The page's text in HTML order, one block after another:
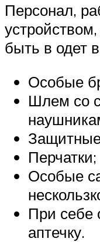
Персонал,
быть в одет
Особые
Шлем со
Защитные
Перчатки;
Особые
При себе
аптечку.